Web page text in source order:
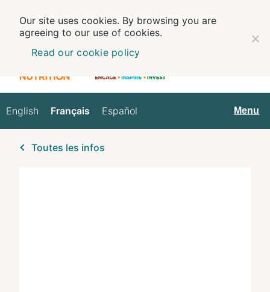
Français
English Français Español Menu
Toutes les infos
Our site uses cookies. By browsing you are
agreeing to our use of cookies.
Read our cookie policy